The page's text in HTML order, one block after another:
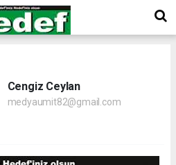
Cengiz Ceylan
medyaumit82@gmail.com